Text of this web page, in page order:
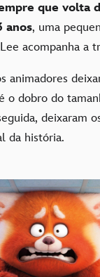
que volta
anos, uma
acompanha a
animadores
o dobro do
deixaram
da história.